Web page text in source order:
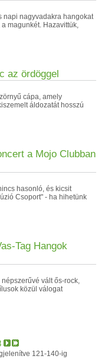
napi nagyvadakra hangokat
magunkét. Hazavittük,
az ördöggel
cápa, amely
áldozatát hosszú
a Mojo Clubban
hasonló, és kicsit
Csoport" - ha hihetünk
Tag Hangok
népszerűvé vált ős-rock,
közül válogat
121-140-ig